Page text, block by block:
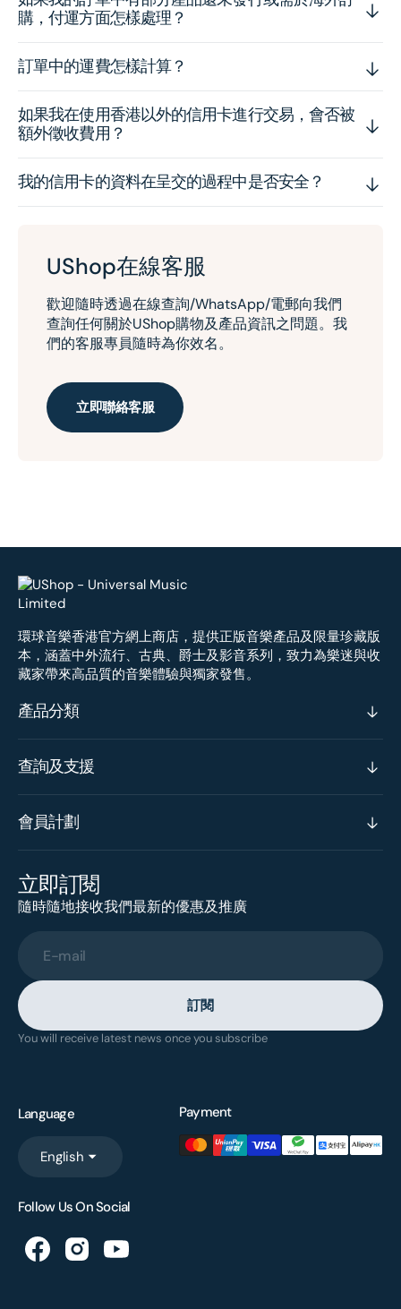
購，付運方面怎樣處理？
訂單中的運費怎樣計算？
如果我在使用香港以外的信用卡進行交易，會否被
額外徵收費用？
我的信用卡的資料在呈交的過程中是否安全？
UShop在線客服
歡迎隨時透過在線查詢/WhatsApp/電郵向我們
查詢任何關於UShop購物及產品資訊之問題。我
們的客服專員隨時為你效名。
立即聯絡客服
環球音樂香港官方網上商店，提供正版音樂產品及限量珍藏版
本，涵蓋中外流行、古典、爵士及影音系列，致力為樂迷與收
藏家帶來高品質的音樂體驗與獨家發售。
產品分類
查詢及支援
會員計劃
立即訂閱
隨時隨地接收我們最新的優惠及推廣
E-mail
訂閱
You will receive latest news once you subscribe
Language
English
Payment
Follow Us On Social